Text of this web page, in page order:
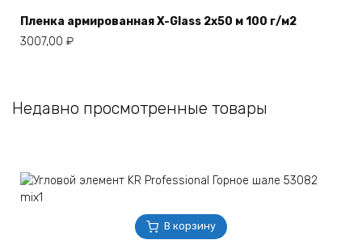
Пленка армированная X-Glass 2х50 м 100 г/м2
3007,00 ₽
Недавно просмотренные товары
В корзину